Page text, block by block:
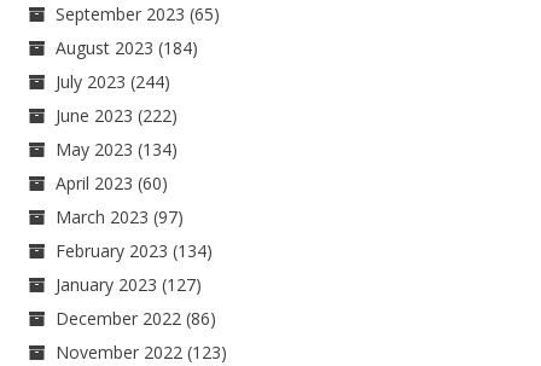
September 2023 (65)
August 2023 (184)
July 2023 (244)
June 2023 (222)
May 2023 (134)
April 2023 (60)
March 2023 (97)
February 2023 (134)
January 2023 (127)
December 2022 (86)
November 2022 (123)